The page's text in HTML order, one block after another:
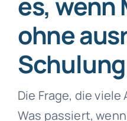
ohne
Die Frage, die
Was passiert,